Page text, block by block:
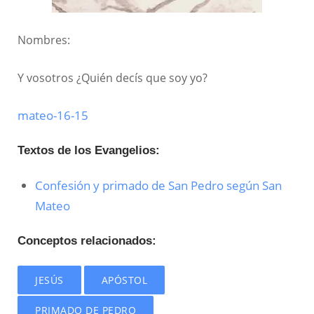
Nombres:
Y vosotros ¿Quién decís que soy yo?
mateo-16-15
Textos de los Evangelios:
Confesión y primado de San Pedro según San
Mateo
Conceptos relacionados:
JESÚS APÓSTOL
PRIMADO DE PEDRO